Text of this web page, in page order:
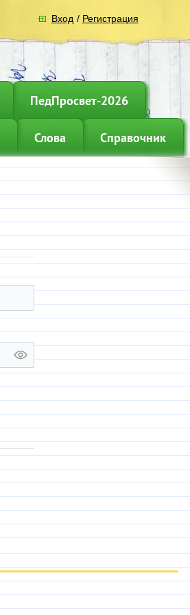
Вход / Регистрация
ПедПросвет-2026
Слова Справочник